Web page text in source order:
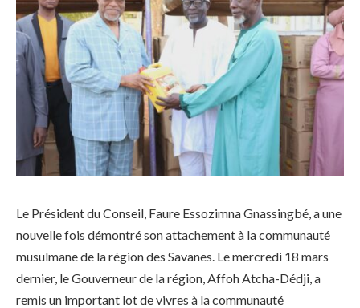
Le Président du Conseil, Faure Essozimna Gnassingbé, a une
nouvelle fois démontré son attachement à la communauté
musulmane de la région des Savanes. Le mercredi 18 mars
dernier, le Gouverneur de la région, Affoh Atcha-Dédji, a
remis un important lot de vivres à la communauté